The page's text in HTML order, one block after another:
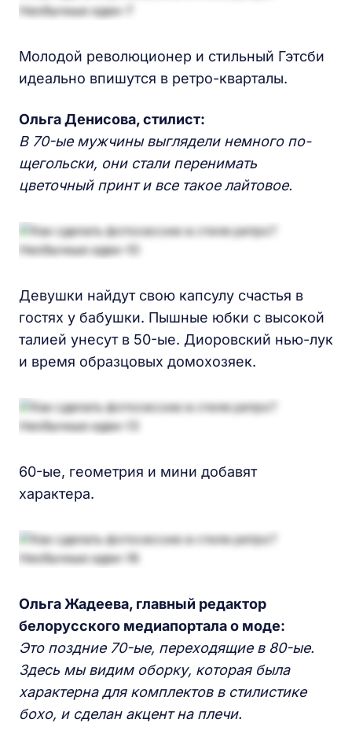
Молодой революционер и стильный Гэтсби
идеально впишутся в ретро-кварталы.
Ольга Денисова, стилист:
В 70-ыемужчины выглядели немного по-
щегольски, они стали перенимать
цветочный принтивсе такое лайтовое.
Девушки найдут свою капсулу счастья в
гостях у бабушки. Пышные юбки с высокой
талией унесут в 50-ые. Диоровский нью-лук
и время образцовых домохозяек.
60-ые, геометрия и мини добавят
характера.
Ольга Жадеева, главный редактор
белорусского медиапортала о моде:
Это поздние 70-ые, переходящиев 80-ые.
Здесь мы видим оборку, которая была
характернадля комплектов в стилистике
бохо, и сделанакцент на плечи.